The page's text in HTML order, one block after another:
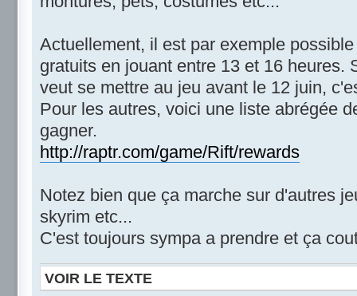
Actuellement, il est par exemple
gratuits en jouant entre 13 et 16 heures.
veut se mettre au jeu avant le 12 juin,
Pour les autres, voici une liste abrégée
gagner.
http://raptr.com/game/Rift/rewards
Notez bien que ça marche sur d'autres
skyrim etc...
C'est toujours sympa a prendre et ça
VOIR LE TEXTE